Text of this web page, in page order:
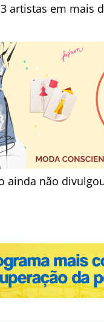
artistas em mais
ainda não